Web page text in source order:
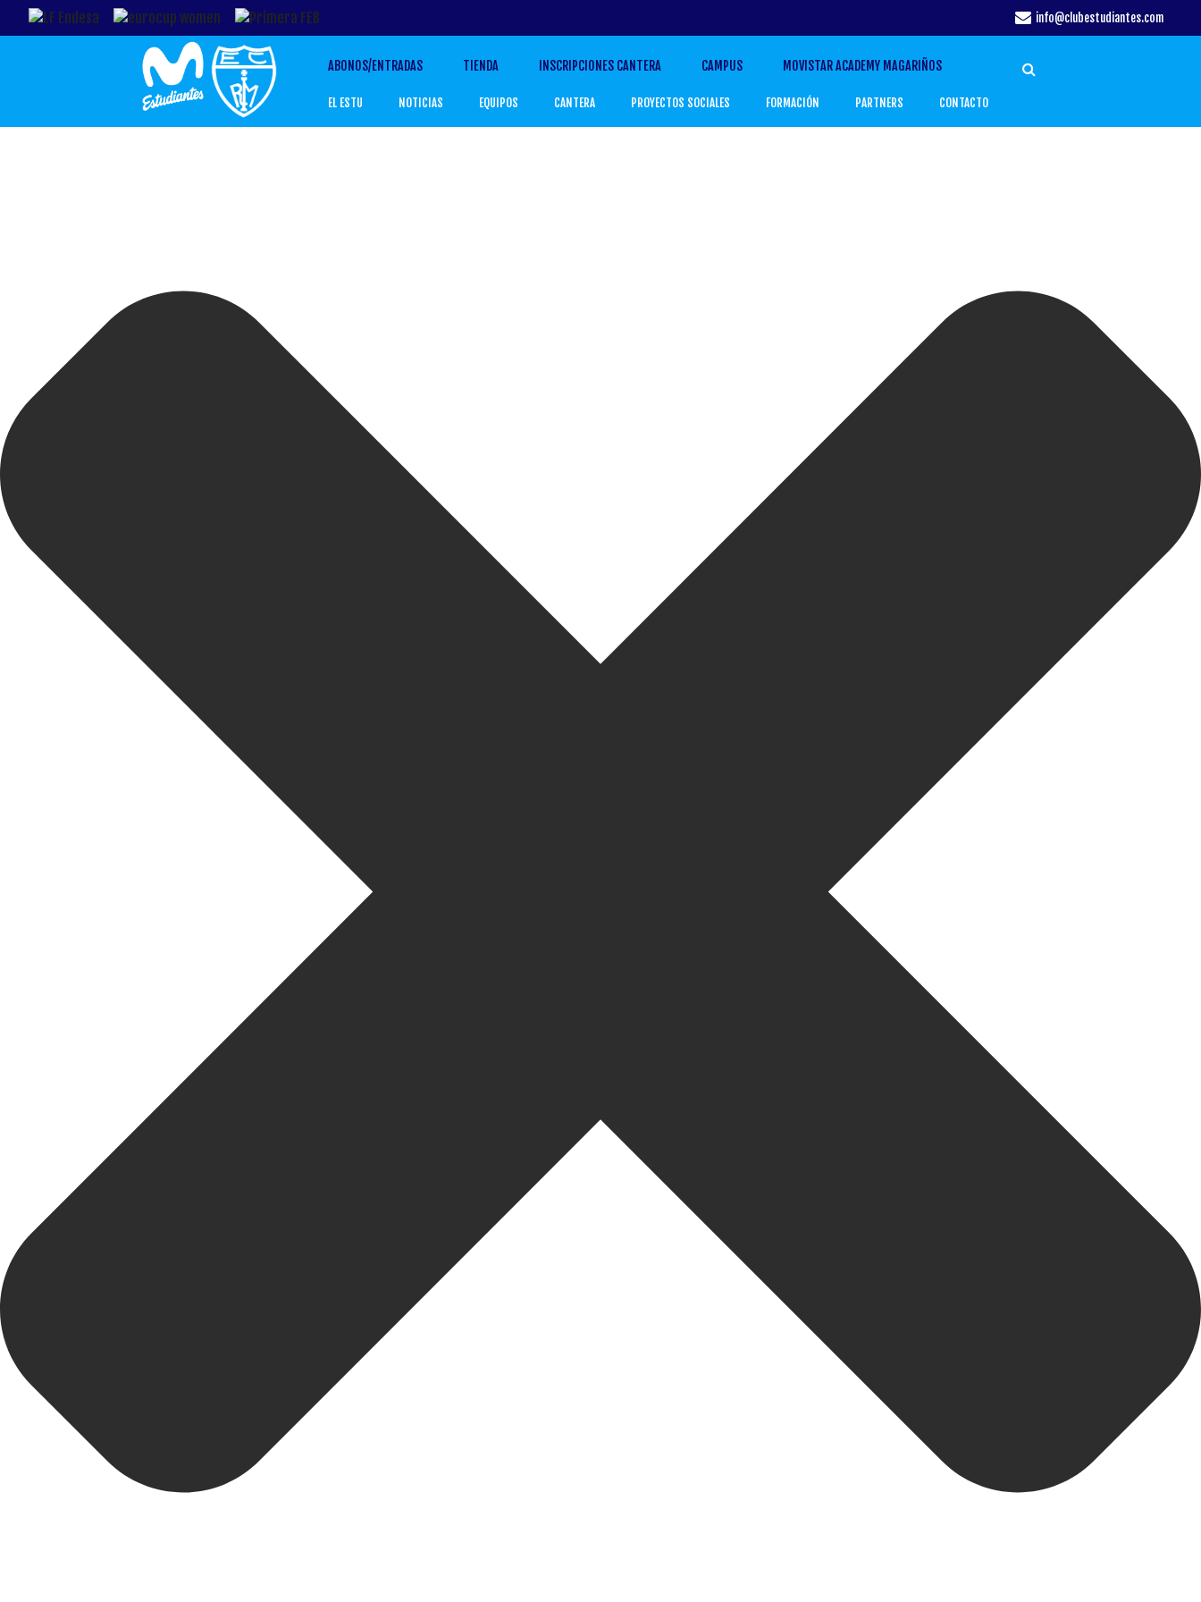
Gestionar el Consentimiento de las Cookies info@clubestudiantes.com
ABONOS/ENTRADAS TIENDA INSCRIPCIONES CANTERA CAMPUS MOVISTAR ACADEMY MAGARIÑOS
EL ESTU NOTICIAS EQUIPOS CANTERA PROYECTOS SOCIALES FORMACIÓN PARTNERS CONTACTO